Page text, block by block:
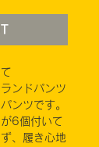
ンドパンツ
ンツです。
6個付いて
、履き心地